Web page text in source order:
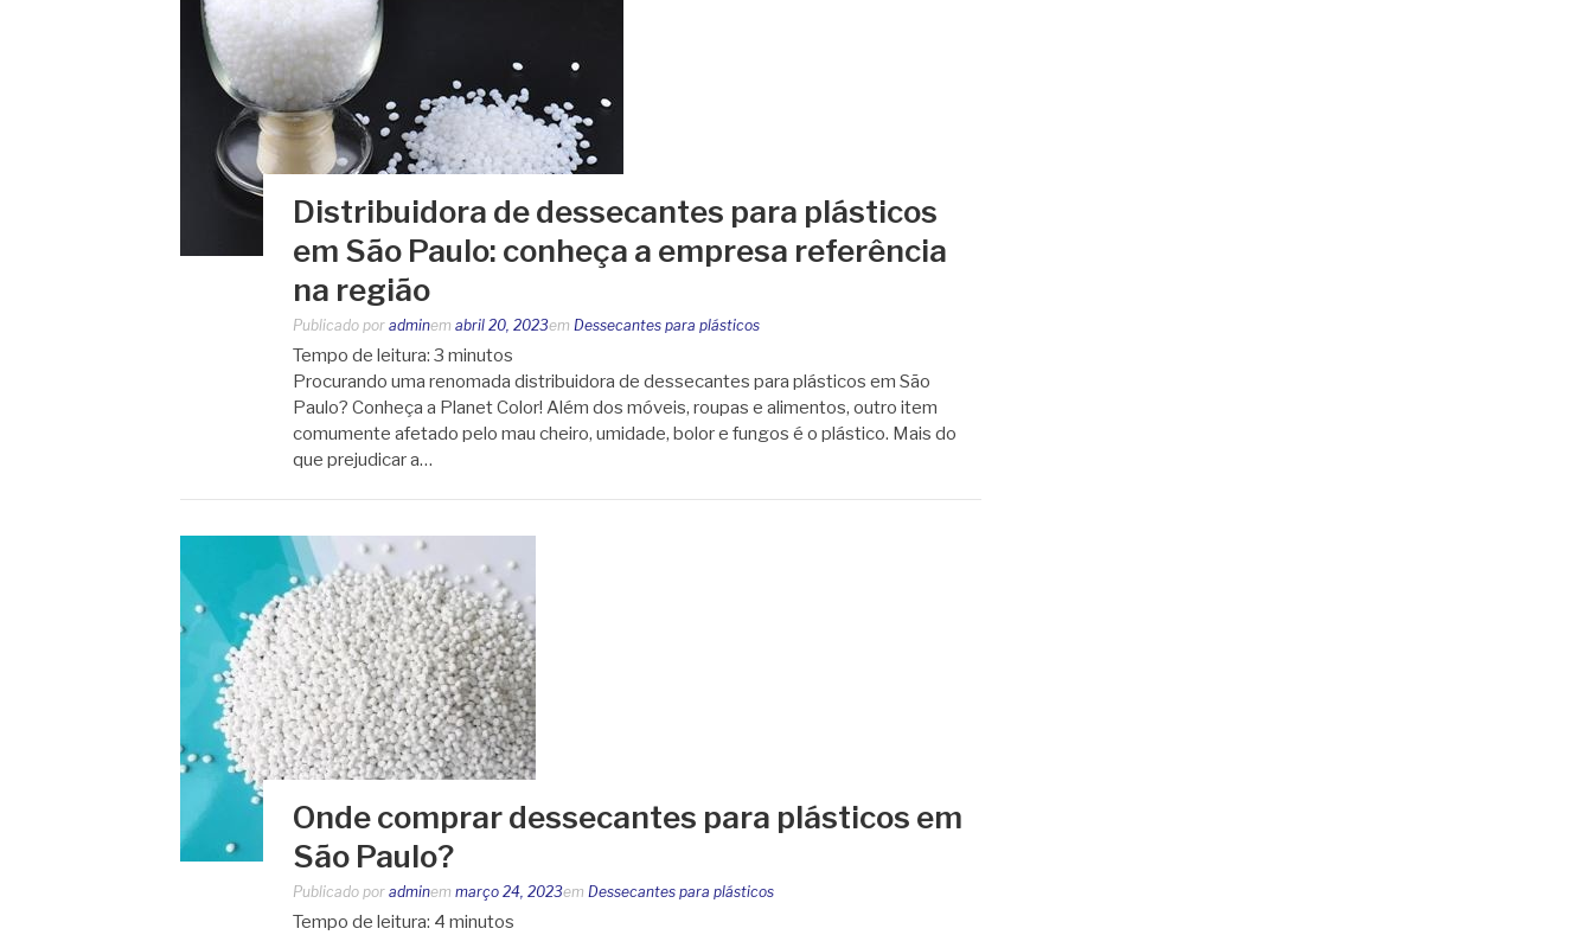
Distribuidora de dessecantes para plásticos
em São Paulo: conheça a empresa referência
na região
Publicado por adminem abril 20, 2023em Dessecantes para plásticos
Tempo de leitura: 3 minutos
Procurando uma renomada distribuidora de dessecantes para plásticos em São
Paulo? Conheça a Planet Color! Além dos móveis, roupas e alimentos, outro item
comumente afetado pelo mau cheiro, umidade, bolor e fungos é o plástico. Mais do
que prejudicar a…
Onde comprar dessecantes para plásticos em
São Paulo?
Publicado por adminem março 24, 2023em Dessecantes para plásticos
Tempo de leitura: 4 minutos